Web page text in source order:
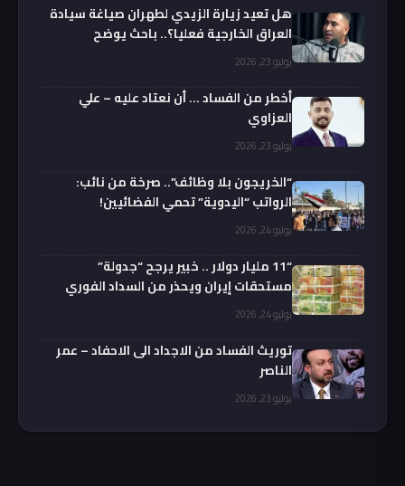
هل تعيد زيارة الزيدي لطهران صياغة سيادة
العراق الخارجية فعليا؟.. باحث يوضح
يوليو 23, 2026
أخطر من الفساد … أن نعتاد عليه – علي
العزاوي
يوليو 23, 2026
“الخريجون بلا وظائف”.. صرخة من نائب:
الرواتب “اليدوية” تحمي الفضائيين!
يوليو 24, 2026
“11 مليار دولار .. خبير يرجح “جدولة”
مستحقات إيران ويحذر من السداد الفوري
يوليو 24, 2026
توريث الفساد من الاجداد الى الاحفاد – عمر
الناصر
يوليو 23, 2026